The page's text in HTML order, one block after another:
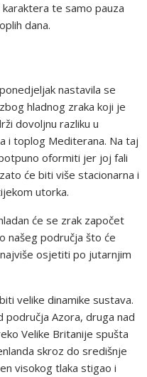
te samo pauza
dana.
nastavila se
hladnog zraka koji je
dovoljnu razliku u
i toplog Mediterana. Na taj
oformiti jer joj fali
će biti više stacionarna i
utorka.
će se zrak započet
našeg područja što će
osjetiti po jutarnjim
velike dinamike sustava.
područja Azora, druga nad
Velike Britanije spušta
skroz do središnje
visokog tlaka stigao i